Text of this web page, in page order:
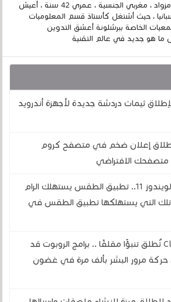
إسمي الكامل الحسين مزواد ، مغربي الجنسية ، عمري 42 سنة ، أعيش
، حيث أشتغل كأستاذ قسم المعلوميات
الخاصة ببرشلونة أعشق التدوين
ما هو جديد في عالم التقنية
ثيمات دردشة جديدة لأجهزة أندرويد
إعلان ضخم في متصفح كروم
الافتراضي
عيب جديد في الويندوز 11.. تطبيق الطقس يستهلك الرام
التي يستهلكها تطبيق الطقس في
شركة Cloudflare تُطلق تنبؤًا مقلقًا .. برامج الروبوت قد
حركة مرور البشر بألف مرة في غضون